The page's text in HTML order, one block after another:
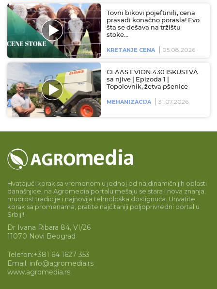
Tovni bikovi pojeftinili, cena
prasadi konačno porasla! Evo
šta se dešava na tržištu
stoke…
KRETANJE CENA 05.08.2026
CLAAS EVION 430 ISKUSTVA
sa njive | Epizoda 1 |
Topolovnik, žetva pšenice
MEHANIZACIJA 31.07.2026
Hvatajući korak sa vremenom u jednoj od najdinamičnijih oblasti
današnjice, na Agromedia portalu mešaju se stara i nova znanja,
mudrost tradicije i najnovija tehnološka dostignuća. Uhvatite
korak sa promenama, pratite najčitaniji poljoprivredni portal u
Srbiji!
Dr Ivana Ribara 84, VI/26
11070 Novi Beograd
Telefon:+381 64 1627 353
Email: info@agromedia.rs
www.agromedia.rs